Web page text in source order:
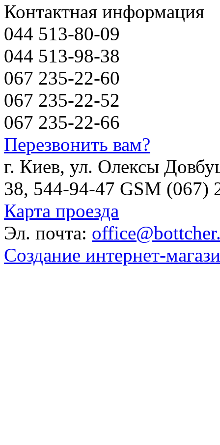
Контактная информация
044 513-80-09
044 513-98-38
067 235-22-60
067 235-22-52
067 235-22-66
Перезвонить вам?
г. Киев, ул. Олексы
38, 544-94-47 GSM (067)
Карта проезда
Эл. почта:
Создание интернет-